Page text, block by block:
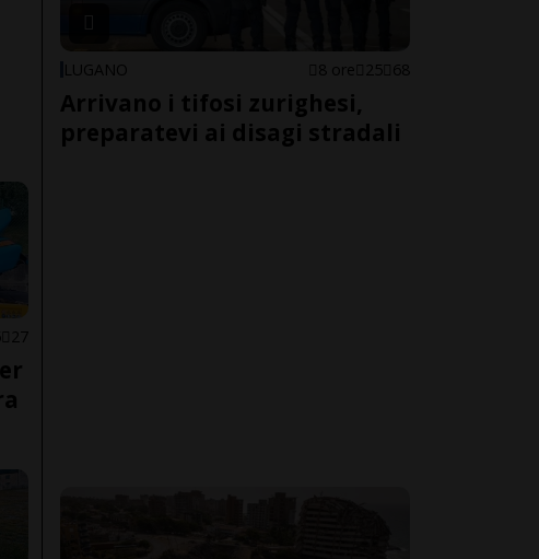
27
LUGANO 8 ore 25 68
Arrivano i tifosi zurighesi,
preparatevi ai disagi stradali